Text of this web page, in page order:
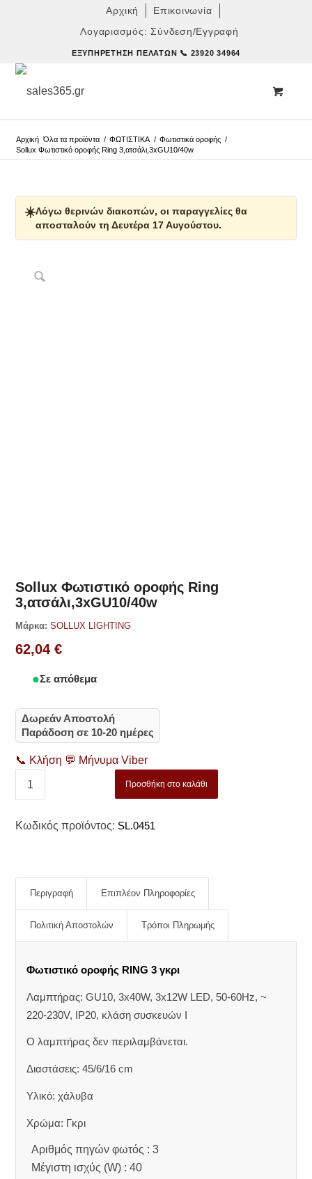
Αρχική
Επικοινωνία
Λογαριασμός: Σύνδεση/Εγγραφή
ΕΞΥΠΗΡΈΤΗΣΗ ΠΕΛΑΤΏΝ 📞 23920 34964
Αρχική Όλα τα προϊόντα / ΦΩΤΙΣΤΙΚΑ / Φωτιστικά οροφής /
Sollux Φωτιστικό οροφής Ring 3,ατσάλι,3xGU10/40w
☀️Λόγω θερινών διακοπών, οι παραγγελίες θα
αποσταλούν τη Δευτέρα 17 Αυγούστου.
Sollux Φωτιστικό οροφής Ring
3,ατσάλι,3xGU10/40w
Μάρκα: SOLLUX LIGHTING
62,04€
Σε απόθεμα
Δωρεάν Αποστολή
Παράδοση σε 10-20 ημέρες
📞 Κλήση 💬 Μήνυμα Viber
Προσθήκη στο καλάθι
Κωδικός προϊόντος: SL.0451
Περιγραφή Επιπλέον Πληροφορίες
Πολιτική Αποστολών Τρόποι Πληρωμής
Φωτιστικό οροφής RING 3 γκρι
Λαμπτήρας: GU10, 3x40W, 3x12W LED, 50-60Hz, ~
220-230V, IP20, κλάση συσκευών Ι
Ο λαμπτήρας δεν περιλαμβάνεται.
Διαστάσεις: 45/6/16 cm
Υλικό: χάλυβα
Χρώμα: Γκρι
Αριθμός πηγών φωτός : 3
Μέγιστη ισχύς (W) : 40